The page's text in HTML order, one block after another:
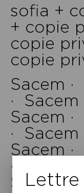
sofia +
+ copie
copie
copie
Sacem ·
·
Sacem
Sacem ·
·
Sacem
Sacem ·
·
Sacem ·
Lettre